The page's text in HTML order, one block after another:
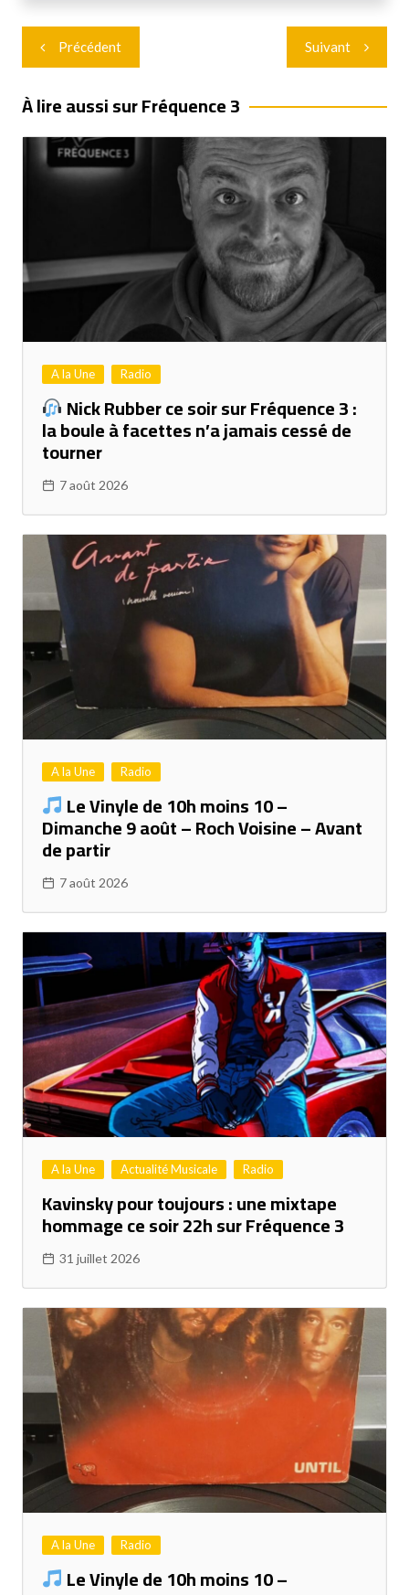
Navigation
de
l’article
Précédent Suivant
À lire aussi sur Fréquence 3
A la Une Radio
Nick Rubber ce soir sur Fréquence 3 :
la boule à facettes n’a jamais cessé de
tourner
7 août 2026
A la Une Radio
Le Vinyle de 10h moins 10 –
Dimanche 9 août – Roch Voisine – Avant
de partir
7 août 2026
A la Une Actualité Musicale Radio
Kavinsky pour toujours : une mixtape
hommage ce soir 22h sur Fréquence 3
31 juillet 2026
A la Une Radio
Le Vinyle de 10h moins 10 –